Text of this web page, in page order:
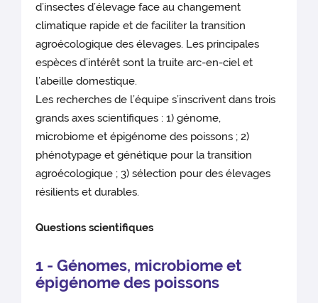
d’insectes d’élevage face au changement
climatique rapide et de faciliter la transition
agroécologique des élevages. Les principales
espèces d’intérêt sont la truite arc-en-ciel et
l’abeille domestique.
Les recherches de l’équipe s’inscrivent dans trois
grands axes scientifiques : 1) génome,
microbiome et épigénome des poissons ; 2)
phénotypage et génétique pour la transition
agroécologique ; 3) sélection pour des élevages
résilients et durables.
Questions scientifiques
1 - Génomes, microbiome et
épigénome des poissons